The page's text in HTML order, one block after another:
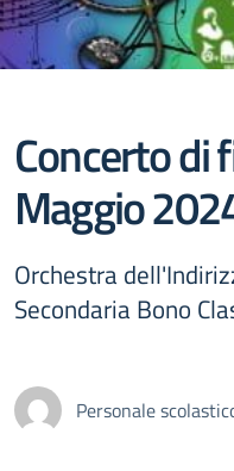
Concerto di
Maggio
Orchestra
Secondaria Bono
Personale